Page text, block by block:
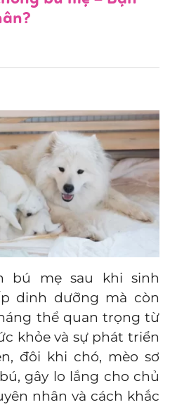
bú mẹ sau khi sinh
dinh dưỡng mà còn
thể quan trọng từ
khỏe và sự phát triển
đôi khi chó, mèo sơ
gây lo lắng cho chủ
nhân và cách khắc